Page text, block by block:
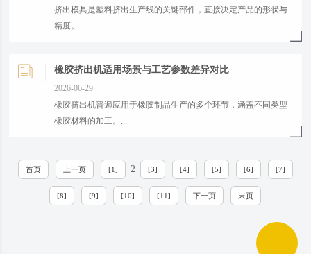
挤出模具是塑料挤出生产线的关键部件，直接决定产品的形状与
精度。...
橡胶挤出机适用场景与工艺参数差异对比
2026-06-29
橡胶挤出机普遍应用于橡胶制品生产的多个环节，涵盖不同类型
橡胶材料的加工。...
首页 上一页 [1] 2 [3] [4] [5] [6] [7]
[8] [9] [10] [11] 下一页 末页